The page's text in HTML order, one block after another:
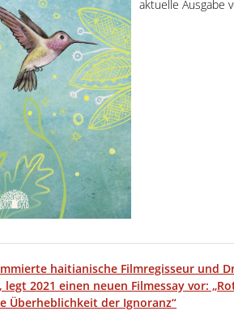
aktuelle Ausgabe
haitianische Filmregisseur und
2021 einen neuen Filmessay vor:
Überheblichkeit der Ignoranz“